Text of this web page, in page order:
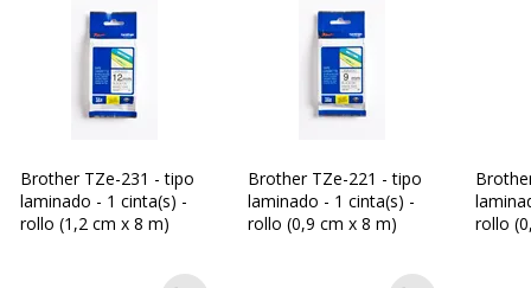
Brother TZe-231 - tipo
laminado - 1 cinta(s) -
rollo (1,2 cm x 8 m)
Brother TZe-221 - tipo
laminado - 1 cinta(s) -
rollo (0,9 cm x 8 m)
rollo